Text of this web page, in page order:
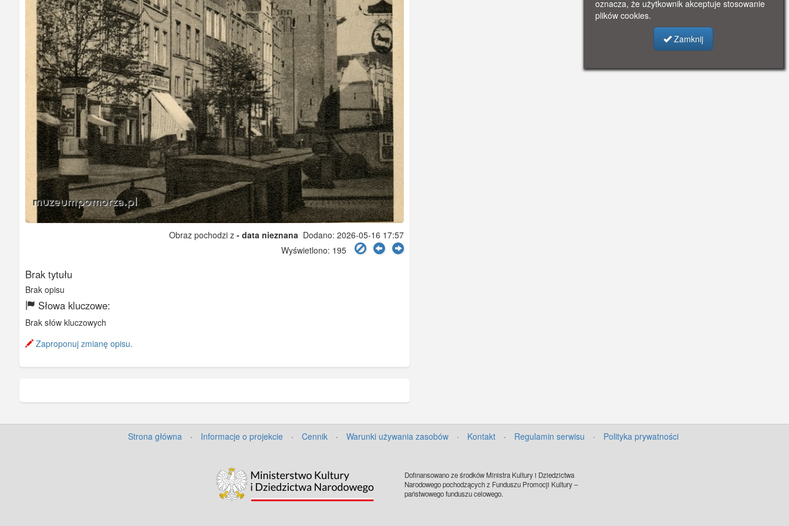
Obraz pochodzi z - data nieznana Dodano: 2026-05-16 17:57
Wyświetlono: 195
Brak tytułu
Brak opisu
Słowa kluczowe:
Brak słów kluczowych
Zaproponuj zmianę opisu.
Strona główna · Informacje o projekcie · Cennik · Warunki używania zasobów · Kontakt · Regulamin serwisu · Polityka prywatności
Dofinansowano ze środków Ministra Kultury i Dziedzictwa
Narodowego pochodzących z Funduszu Promocji Kultury –
państwowego funduszu celowego.
oznacza, że użytkownik akceptuje stosowanie
plików cookies.
Zamknij